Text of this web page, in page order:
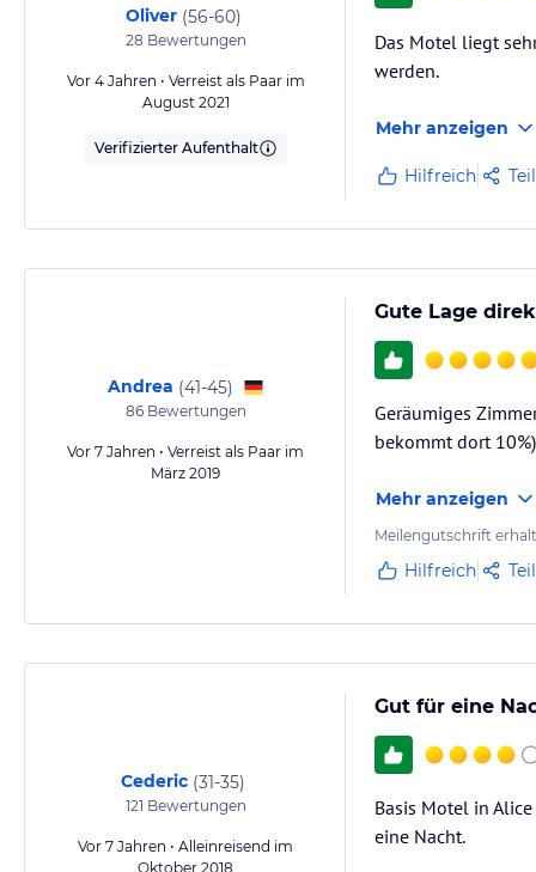
Oliver (56-60)
28 Bewertungen
Vor 4 Jahren • Verreist als Paar im
August 2021
Verifizierter Aufenthalt
Das Motel liegt
werden.
Mehr anzeigen
Hilfreich
Andrea (41-45)
86Bewertungen
Vor 7 Jahren • Verreist als Paar im
März 2019
Gute Lage
Geräumiges
bekommt dort
Mehr anzeigen
Meilengutschrift
Hilfreich
Cederic (31-35)
121 Bewertungen
Vor 7 Jahren • Alleinreisend im
Oktober 2018
Gut für eine
Basis Motel in
eine Nacht.